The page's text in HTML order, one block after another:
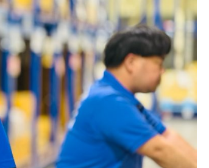
、 誰かの力になる。
ションで働く魅力